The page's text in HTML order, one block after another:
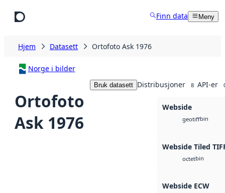
Finn data Meny
Hjem Datasett Ortofoto Ask 1976
Norge i bilder
Ortofoto
Ask 1976
Bruk datasett Distribusjoner 8 API-er
Webside
geotiffbin
Webside Tiled
octetbin
Webside ECW